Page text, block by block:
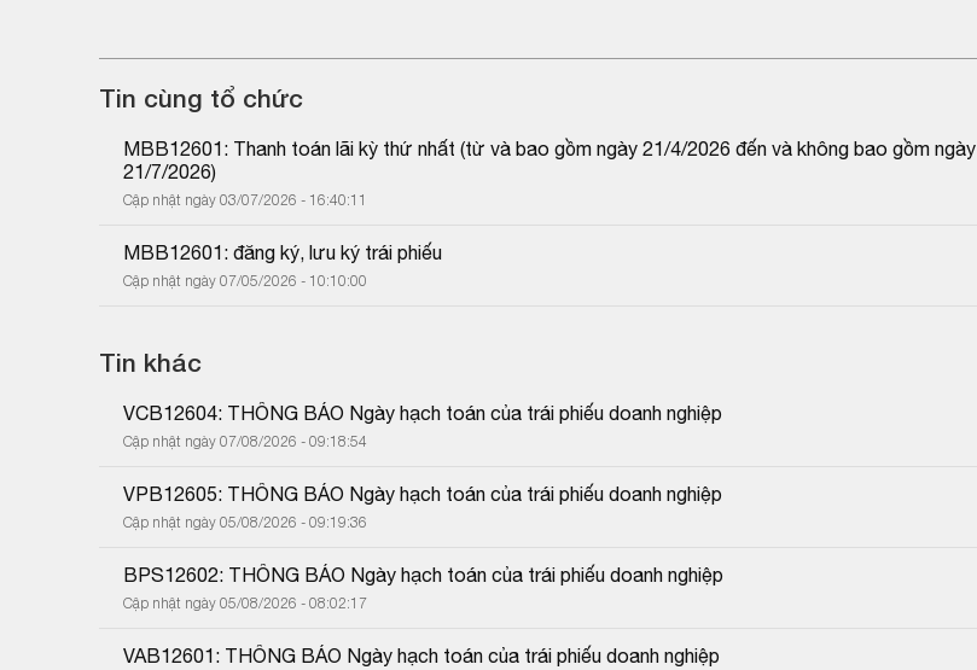
Tin cùng tổ chức
MBB12601: Thanh toán lãi kỳ thứ nhất (từ và bao gồm ngày 21/4/2026 đến và không bao gồm ngày
21/7/2026)
Cập nhật ngày 03/07/2026 - 16:40:11
MBB12601: đăng ký, lưu ký trái phiếu
Cập nhật ngày 07/05/2026 - 10:10:00
Tin khác
VCB12604: THÔNG BÁO Ngày hạch toán của trái phiếu doanh nghiệp
Cập nhật ngày 07/08/2026 - 09:18:54
VPB12605: THÔNG BÁO Ngày hạch toán của trái phiếu doanh nghiệp
Cập nhật ngày 05/08/2026 - 09:19:36
BPS12602: THÔNG BÁO Ngày hạch toán của trái phiếu doanh nghiệp
Cập nhật ngày 05/08/2026 - 08:02:17
VAB12601: THÔNG BÁO Ngày hạch toán của trái phiếu doanh nghiệp